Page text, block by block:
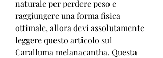
naturale per perdere peso e
raggiungere una forma fisica
ottimale, allora devi assolutamente
leggere questo articolo sul
Caralluma melanacantha. Questa